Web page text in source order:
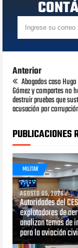
Anterior
Abogados caso
Gómez y compartes no
destruir pruebas que
acusación por
PUBLICACIONES
MILITAR
AGOSTO 05, 2026
Autoridades del
explotadores de
analizan temas de
para la aviación